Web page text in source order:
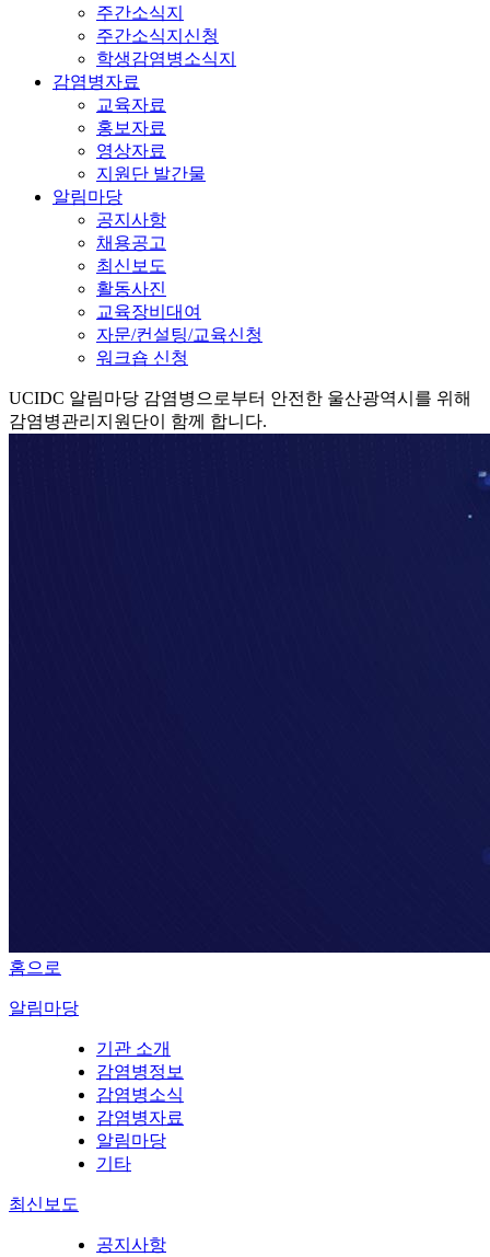
주간소식지
주간소식지신청
학생감염병소식지
감염병자료
교육자료
홍보자료
영상자료
지원단 발간물
알림마당
공지사항
채용공고
최신보도
활동사진
교육장비대여
자문/컨설팅/교육신청
워크숍 신청
UCIDC 알림마당 감염병으로부터 안전한 울산광역시를 위해
감염병관리지원단이 함께 합니다.
홈으로
알림마당
기관 소개
감염병정보
감염병소식
감염병자료
알림마당
기타
최신보도
공지사항